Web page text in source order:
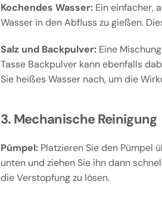
Kochendes Wasser:Ein einfacher,
Wasser in den Abfluss zu gießen.
Salz und Backpulver:Eine
Tasse Backpulver kann ebenfalls
Sie heißes Wasser nach, um die
3. Mechanische Reinigung
Pümpel:Platzieren Sie den Pümpel
unten und ziehen Sie ihn dann
die Verstopfung zu lösen.